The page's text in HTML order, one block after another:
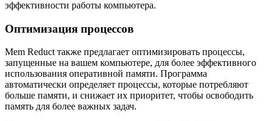
эффективности работы компьютера.
Оптимизация процессов
Mem Reduct также предлагает оптимизировать процессы,
запущенные на вашем компьютере, для более эффективного
использования оперативной памяти. Программа
автоматически определяет процессы, которые потребляют
больше памяти, и снижает их приоритет, чтобы освободить
память для более важных задач.